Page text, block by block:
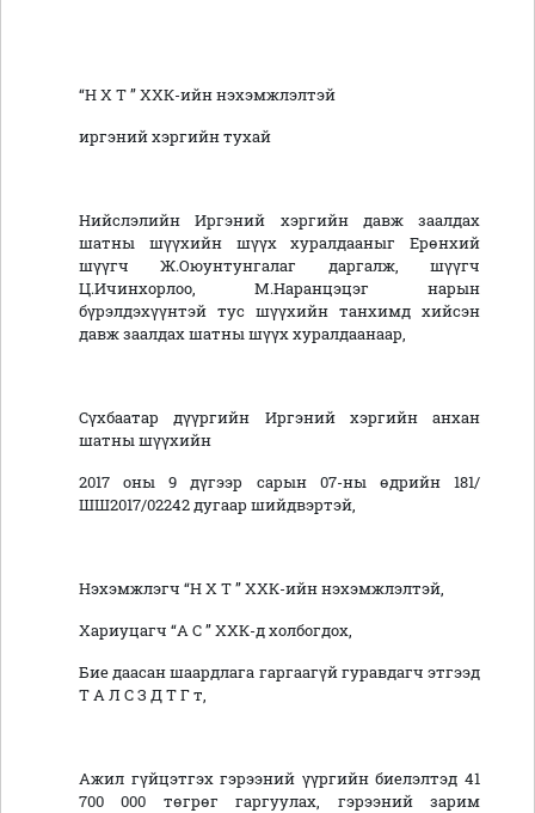
“Н Х Т ” ХХК-ийн нэхэмжлэлтэй
иргэний хэргийн тухай
Нийслэлийн Иргэний хэргийн давж заалдах
шатны шүүхийн шүүх хуралдааныг Ерөнхий
шүүгч Ж.Оюунтунгалаг даргалж, шүүгч
Ц.Ичинхорлоо, М.Наранцэцэг нарын
бүрэлдэхүүнтэй тус шүүхийн танхимд хийсэн
давж заалдах шатны шүүх хуралдаанаар,
Сүхбаатар дүүргийн Иргэний хэргийн анхан
шатны шүүхийн
2017 оны 9 дүгээр сарын 07-ны өдрийн 181/
ШШ2017/02242 дугаар шийдвэртэй,
Нэхэмжлэгч “Н Х Т ” ХХК-ийн нэхэмжлэлтэй,
Хариуцагч “А С ” ХХК-д холбогдох,
Бие даасан шаардлага гаргаагүй гуравдагч этгээд
Т А Л С З Д Т Г т,
Ажил гүйцэтгэх гэрээний үүргийн биелэлтэд 41
700 000 төгрөг гаргуулах, гэрээний зарим